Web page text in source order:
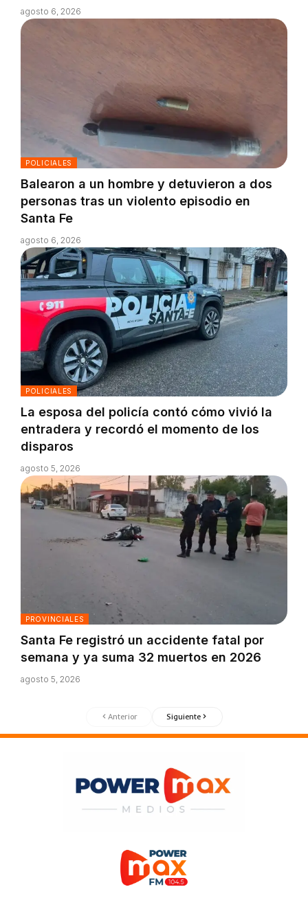
agosto 6, 2026
POLICIALES
Balearon a un hombre y detuvieron a dos
personas tras un violento episodio en
Santa Fe
agosto 6, 2026
POLICIALES
La esposa del policía contó cómo vivió la
entradera y recordó el momento de los
disparos
agosto 5, 2026
PROVINCIALES
Santa Fe registró un accidente fatal por
semana y ya suma 32 muertos en 2026
agosto 5, 2026
Anterior Siguiente